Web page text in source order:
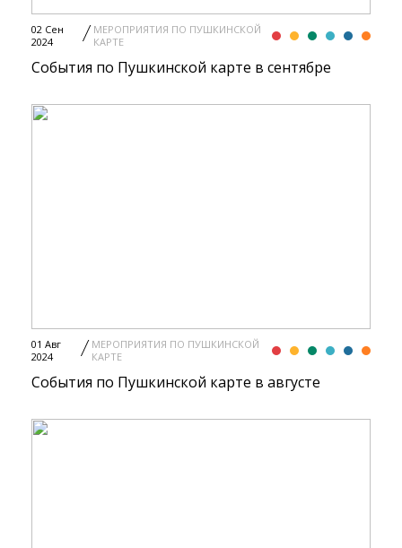
02 Сен
2024
МЕРОПРИЯТИЯ ПО ПУШКИНСКОЙ
КАРТЕ
События по Пушкинской карте в сентябре
01 Авг
2024
МЕРОПРИЯТИЯ ПО ПУШКИНСКОЙ
КАРТЕ
События по Пушкинской карте в августе